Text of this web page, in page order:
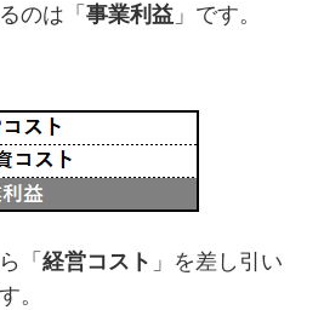
のは「 事業利益」です。
「 経営コスト 」を差し引い
。